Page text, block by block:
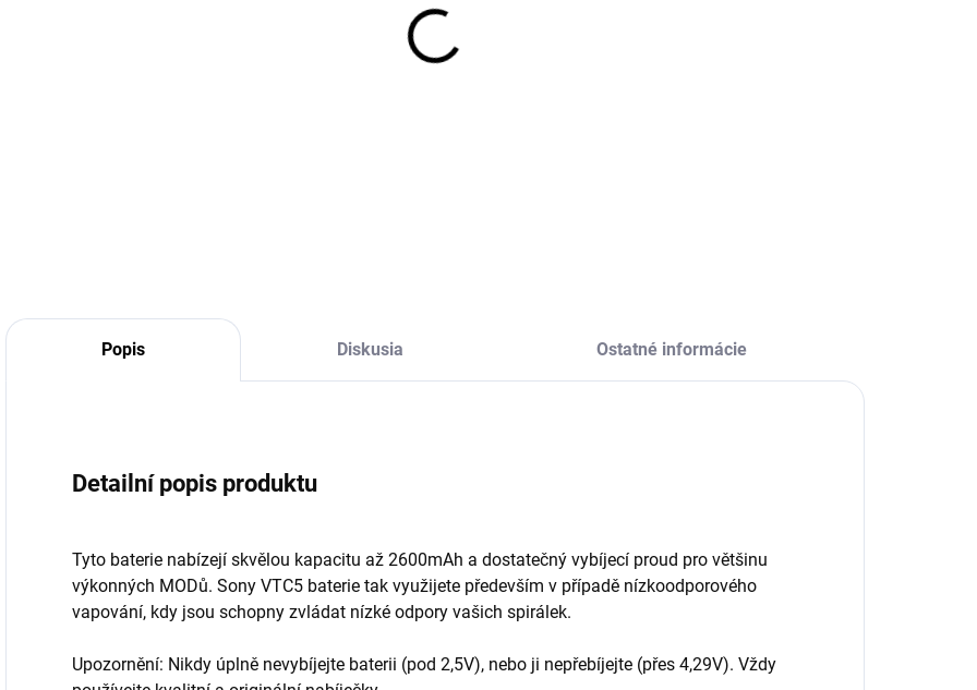
Popis Diskusia Ostatné informácie
Detailní popis produktu
Tyto baterie nabízejí skvělou kapacitu až 2600mAh a dostatečný vybíjecí proud pro většinu
výkonných MODů. Sony VTC5 baterie tak využijete především v případě nízkoodporového
vapování, kdy jsou schopny zvládat nízké odpory vašich spirálek.
Upozornění: Nikdy úplně nevybíjejte baterii (pod 2,5V), nebo ji nepřebíjejte (přes 4,29V). Vždy